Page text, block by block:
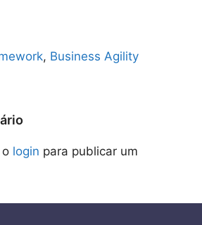
, Business Agility
login para publicar um